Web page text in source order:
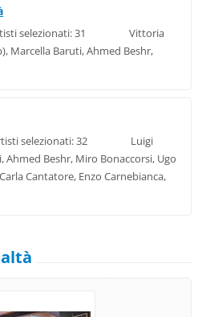
selezionati: 31 Vittoria
Marcella Baruti, Ahmed Beshr,
selezionati: 32 Luigi
Ahmed Beshr, Miro Bonaccorsi, Ugo
Cantatore, Enzo Carnebianca,